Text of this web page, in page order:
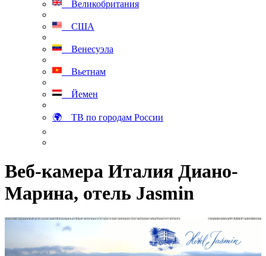
Великобритания
США
Венесуэла
Вьетнам
Йемен
🌍 ТВ по городам России
Веб-камера Италия Диано-
Марина, отель Jasmin